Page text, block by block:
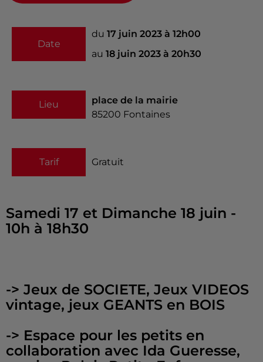
Date
du 17 juin 2023 à 12h00
au 18 juin 2023 à 20h30
Lieu
place de la mairie
85200 Fontaines
Tarif Gratuit
Samedi 17 et Dimanche 18 juin -
10h à 18h30
-> Jeux de SOCIETE, Jeux VIDEOS
vintage, jeux GEANTS en BOIS
-> Espace pour les petits en
collaboration avec Ida Gueresse,